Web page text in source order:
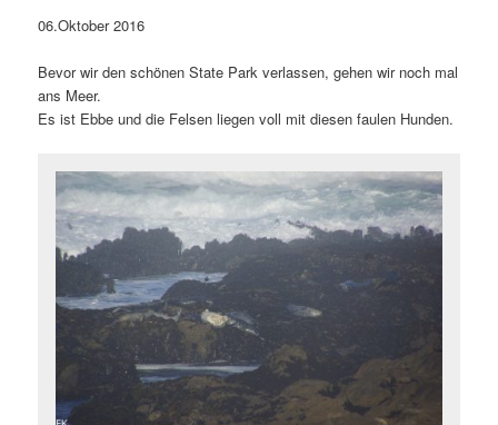
06.Oktober 2016
Bevor wir den schönen State Park verlassen, gehen wir noch mal
ans Meer.
Es ist Ebbe und die Felsen liegen voll mit diesen faulen Hunden.